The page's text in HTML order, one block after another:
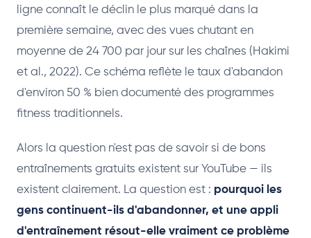
ligne connaît le déclin le plus marqué dans la
première semaine, avec des vues chutant en
moyenne de 24 700 par jour sur les chaînes (Hakimi
et al., 2022). Ce schéma reflète le taux d'abandon
d'environ 50 % bien documenté des programmes
fitness traditionnels.
Alors la question n'est pas de savoir si de bons
entraînements gratuits existent sur YouTube — ils
existent clairement. La question est : pourquoi les
gens continuent-ils d'abandonner, et une appli
d'entraînement résout-elle vraiment ce problème